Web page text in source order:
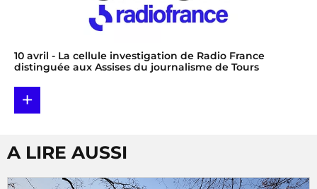
10 avril - La cellule investigation de Radio France
distinguée aux Assises du journalisme de Tours
+
A LIRE AUSSI